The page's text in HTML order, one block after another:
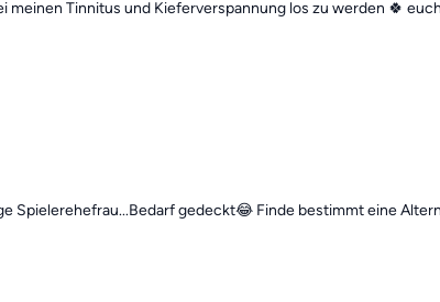
meinen Tinnitus und Kieferverspannung los zu werden 🍀
Spielerehefrau...Bedarf gedeckt😂 Finde bestimmt eine